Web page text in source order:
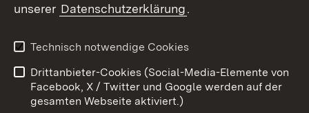
Kontakt
Datenschutz
Barrierefreiheit
Impressum
Cookies
unserer Datenschutzerklärung.
Technisch notwendige Cookies
Drittanbieter-Cookies (Social-Media-Elemente von
Facebook, X / Twitter und Google werden auf der
gesamten Webseite aktiviert.)